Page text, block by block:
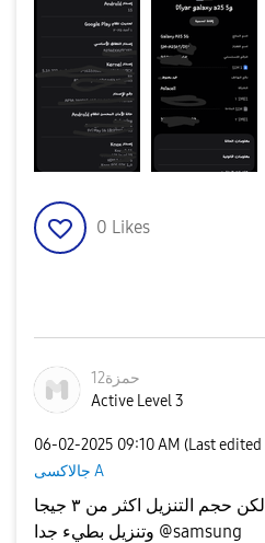
0 Likes
حمزة12
Active Level 3
‎06-02-2025 09:10 AM (Last edited
جالاكسى A
وصل للاردن منذ ايام لكن حجم التنزيل اكثر من ٣ جيجا
وتنزيل بطيء جدا @samsung